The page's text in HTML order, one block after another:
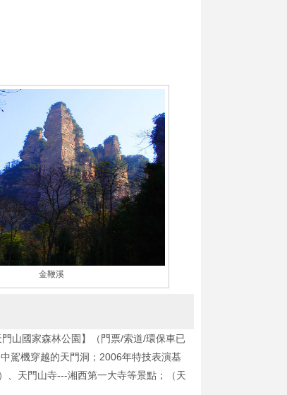
金鞭溪
山國家森林公園】（門票/索道/環保車已
駕機穿越的天門洞；2006年特技表演基
、天門山寺---湘西第一大寺等景點；（天